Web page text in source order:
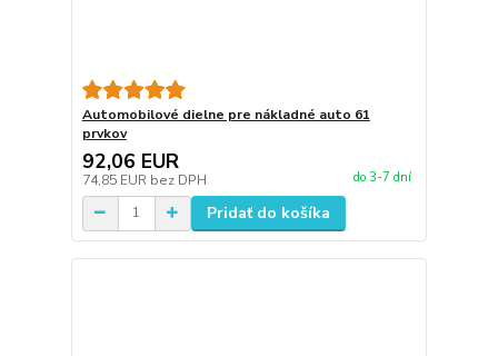
Automobilové dielne pre nákladné auto 61
prvkov
92,06 EUR
74,85 EUR bez DPH do 3-7 dní
Pridať do košíka